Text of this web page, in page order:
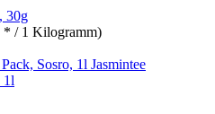
30g
* / 1 Kilogramm)
Jasmintee
1l